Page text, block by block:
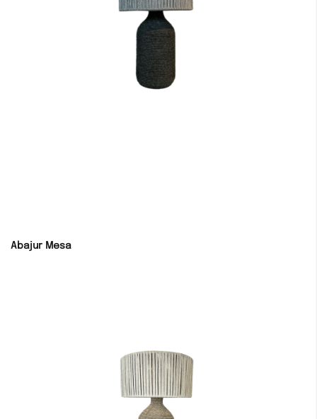
Abajur Mesa